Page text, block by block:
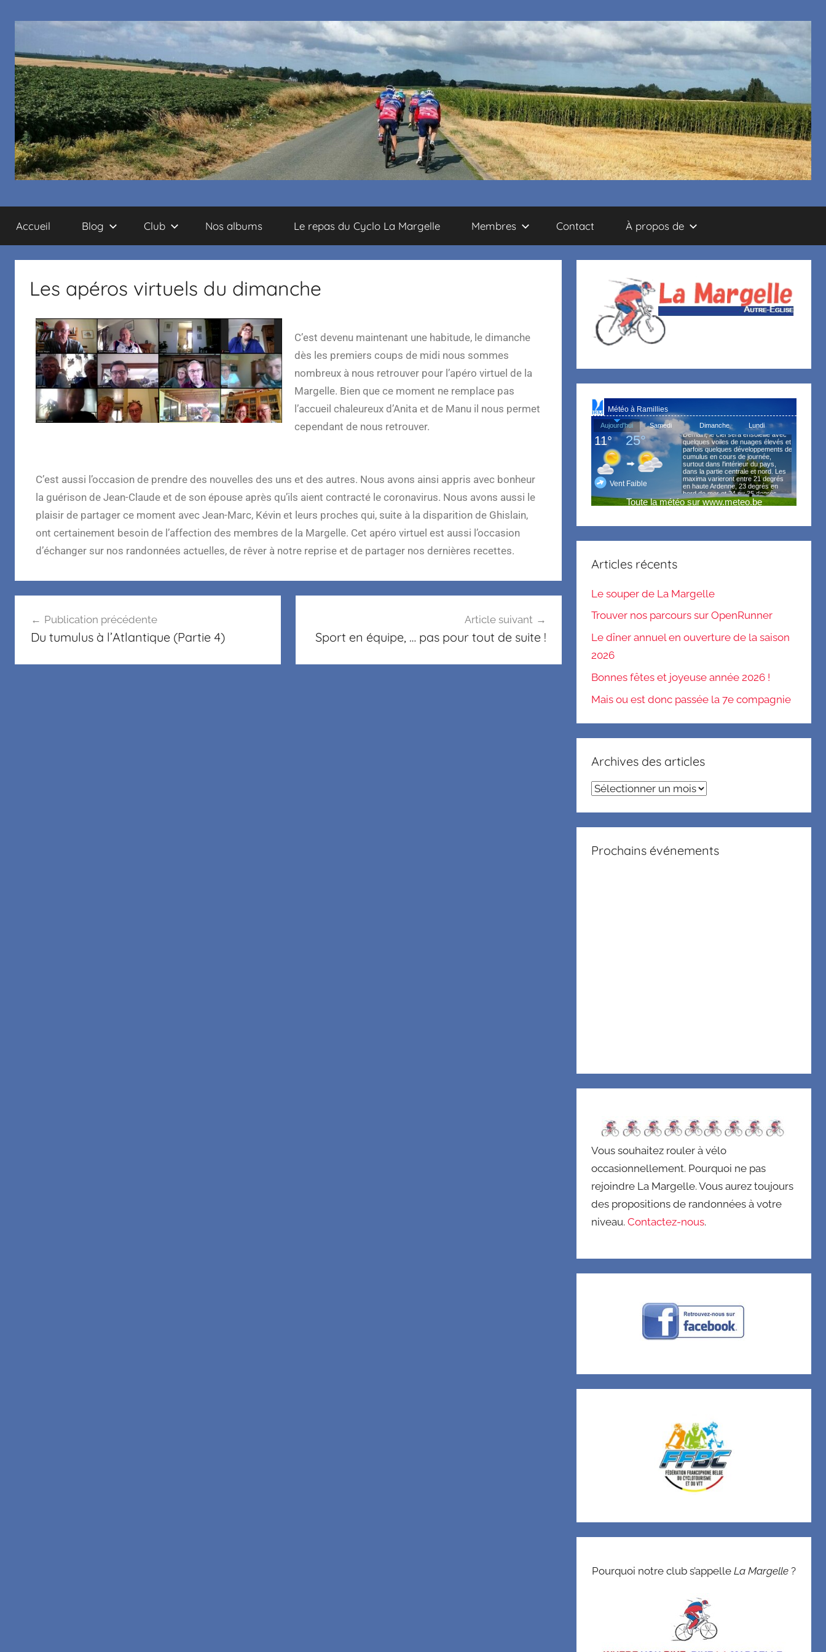
Cyclo
club
Margelle
Accueil Blog Club Nos albums Le repas du Cyclo La Margelle Membres Contact À propos de
Les apéros virtuels du dimanche
C’est devenu maintenant une habitude, le dimanche
dès les premiers coups de midi nous sommes
nombreux à nous retrouver pour l’apéro virtuel de la
Margelle. Bien que ce moment ne remplace pas
l’accueil chaleureux d’Anita et de Manu il nous permet
cependant de nous retrouver.
C’est aussi l’occasion de prendre des nouvelles des uns et des autres. Nous avons ainsi appris avec bonheur
la guérison de Jean-Claude et de son épouse après qu’ils aient contracté le coronavirus. Nous avons aussi le
plaisir de partager ce moment avec Jean-Marc, Kévin et leurs proches qui, suite à la disparition de Ghislain,
ont certainement besoin de l’affection des membres de la Margelle. Cet apéro virtuel est aussi l’occasion
d’échanger sur nos randonnées actuelles, de rêver à notre reprise et de partager nos dernières recettes.
Publication précédente
Du tumulus à l’Atlantique (Partie 4)
Article suivant
Sport en équipe, … pas pour tout de suite !
Articles récents
Le souper de La Margelle
Trouver nos parcours sur OpenRunner
Le dîner annuel en ouverture de la saison
2026
Bonnes fêtes et joyeuse année 2026 !
Mais ou est donc passée la 7e compagnie
Archives des articles
Prochains événements
Vous souhaitez rouler à vélo
occasionnellement. Pourquoi ne pas
rejoindre La Margelle. Vous aurez toujours
des propositions de randonnées à votre
niveau.Contactez-nous.
Pourquoi notre club s’appelleLa Margelle ?